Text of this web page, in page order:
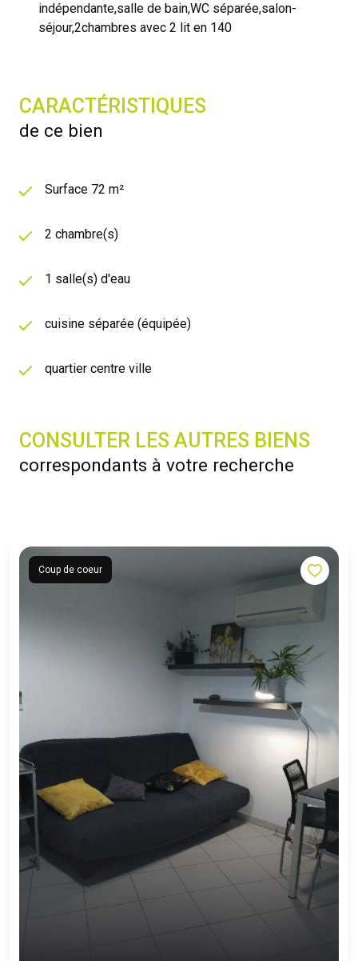
indépendante,salle de bain,WC séparée,salon-
séjour,2chambres avec 2 lit en 140
CARACTÉRISTIQUES
de ce bien
Surface 72 m²
2 chambre(s)
1 salle(s) d'eau
cuisine séparée (équipée)
quartier centre ville
CONSULTER LES AUTRES BIENS
correspondants à votre recherche
Coup de coeur